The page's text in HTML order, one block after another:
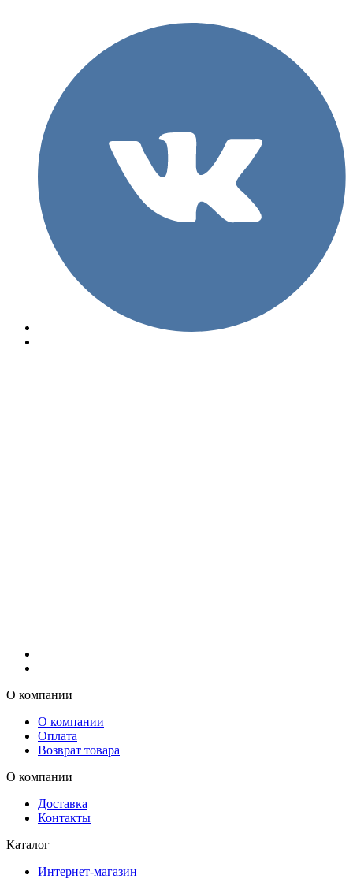
О компании
О компании
Оплата
Возврат товара
О компании
Доставка
Контакты
Каталог
Интернет-магазин